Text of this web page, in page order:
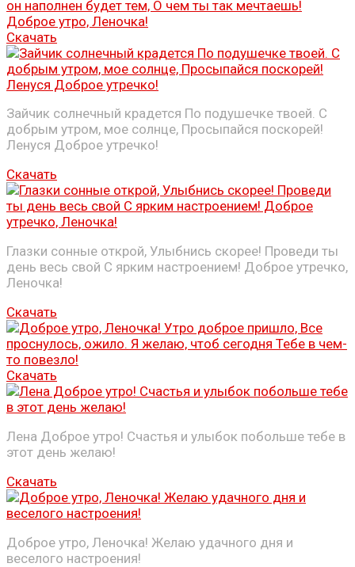
Скачать
Зайчик солнечный крадется По подушечке твоей. С
добрым утром, мое солнце, Просыпайся поскорей!
Ленуся Доброе утречко!
Скачать
Глазки сонные открой, Улыбнись скорее! Проведи ты
день весь свой С ярким настроением! Доброе утречко,
Леночка!
Скачать
Скачать
Лена Доброе утро! Счастья и улыбок побольше тебе в
этот день желаю!
Скачать
Доброе утро, Леночка! Желаю удачного дня и
веселого настроения!